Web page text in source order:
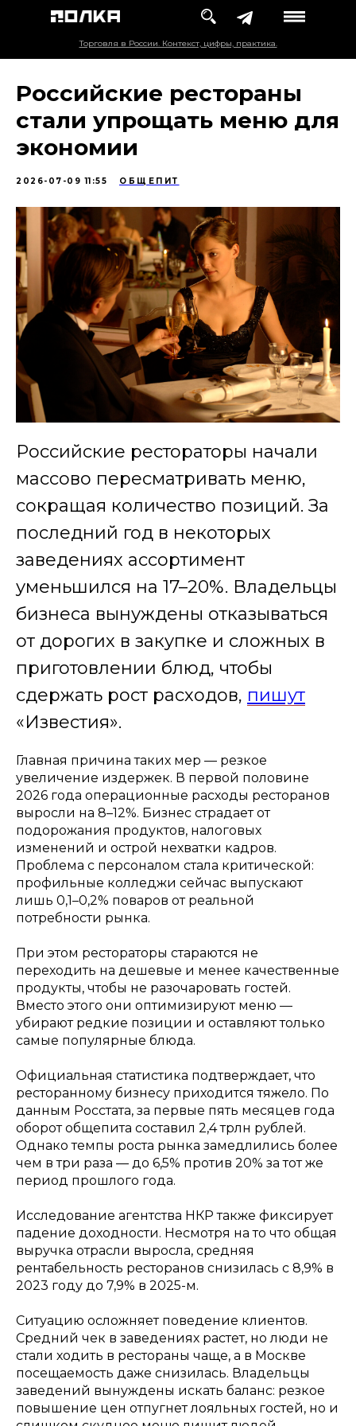
Торговля в России. Контекст, цифры, практика.
Российские рестораны
стали упрощать меню для
экономии
2026-07-09 11:55 ОБЩЕПИТ
Российские рестораторы начали
массово пересматривать меню,
сокращая количество позиций. За
последний год в некоторых
заведениях ассортимент
уменьшился на 17–20%. Владельцы
бизнеса вынуждены отказываться
от дорогих в закупке и сложных в
приготовлении блюд, чтобы
сдержать рост расходов, пишут
«Известия».
Главная причина таких мер — резкое
увеличение издержек. В первой половине
2026 года операционные расходы ресторанов
выросли на 8–12%. Бизнес страдает от
подорожания продуктов, налоговых
изменений и острой нехватки кадров.
Проблема с персоналом стала критической:
профильные колледжи сейчас выпускают
лишь 0,1–0,2% поваров от реальной
потребности рынка.
При этом рестораторы стараются не
переходить на дешевые и менее качественные
продукты, чтобы не разочаровать гостей.
Вместо этого они оптимизируют меню —
убирают редкие позиции и оставляют только
самые популярные блюда.
Официальная статистика подтверждает, что
ресторанному бизнесу приходится тяжело. По
данным Росстата, за первые пять месяцев года
оборот общепита составил 2,4 трлн рублей.
Однако темпы роста рынка замедлились более
чем в три раза — до 6,5% против 20% за тот же
период прошлого года.
Исследование агентства НКР также фиксирует
падение доходности. Несмотря на то что общая
выручка отрасли выросла, средняя
рентабельность ресторанов снизилась с 8,9% в
2023 году до 7,9% в 2025-м.
Ситуацию осложняет поведение клиентов.
Средний чек в заведениях растет, но люди не
стали ходить в рестораны чаще, а в Москве
посещаемость даже снизилась. Владельцы
заведений вынуждены искать баланс: резкое
повышение цен отпугнет лояльных гостей, но и